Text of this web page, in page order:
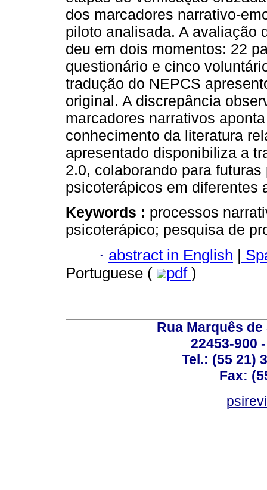
dos marcadores narrativo-
piloto analisada. A avaliação
deu em dois momentos: 22
questionário e cinco
tradução do NEPCS
original. A discrepância
marcadores narrativos
conhecimento da literatura
apresentado disponibiliza a
2.0, colaborando para
psicoterápicos em diferentes
Keywords : processos
psicoterápico; pesquisa de
· abstract in English |
Portuguese (
pdf )
Rua Marquês de
22453-900
Tel.: (55 21)
Fax: